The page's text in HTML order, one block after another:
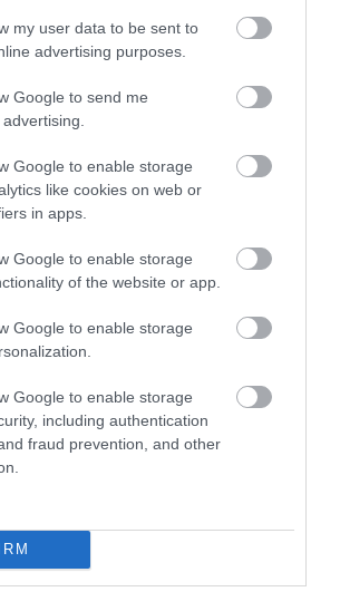
my user data to be sent to
advertising purposes.
Google to send me
Google to enable storage
like cookies on web or
in apps.
Google to enable storage
of the website or app.
Google to enable storage
Google to enable storage
including authentication
fraud prevention, and other
foglalkozó hazai
kedvezőtlen gazdasági körülmények is
magyarországi termesztésének. Egyre
a növénnyel hazánkban. A magyar